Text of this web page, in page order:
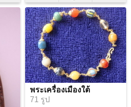
พระเครื่องเมืองใต้
71 รูป